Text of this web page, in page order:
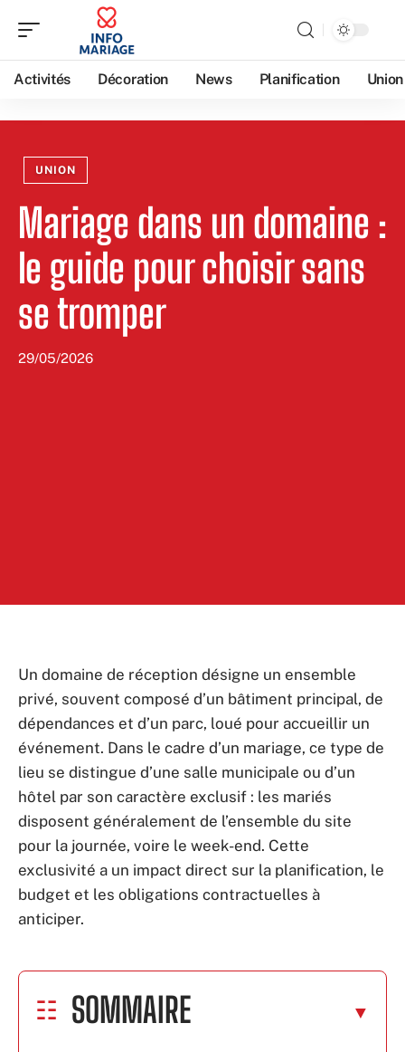
Activités Décoration News Planification Union
UNION
Mariage dans un domaine :
le guide pour choisir sans
se tromper
29/05/2026
Un domaine de réception désigne un ensemble
privé, souvent composé d’un bâtiment principal, de
dépendances et d’un parc, loué pour accueillir un
événement. Dans le cadre d’un mariage, ce type de
lieu se distingue d’une salle municipale ou d’un
hôtel par son caractère exclusif : les mariés
disposent généralement de l’ensemble du site
pour la journée, voire le week-end. Cette
exclusivité a un impact direct sur la planification, le
budget et les obligations contractuelles à
anticiper.
SOMMAIRE